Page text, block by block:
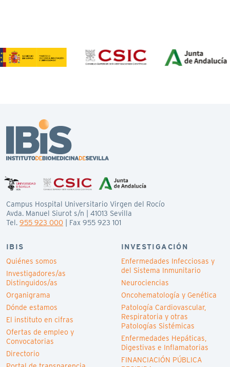
Campus Hospital Universitario Virgen del Rocío
Avda. Manuel Siurot s/n | 41013 Sevilla
Tel. 955 923 000 | Fax 955 923 101
IBIS
Quiénes somos
Investigadores/as
Distinguidos/as
Organigrama
Dónde estamos
El instituto en cifras
Ofertas de empleo y
Convocatorias
Directorio
INVESTIGACIÓN
Enfermedades Infecciosas y
del Sistema Inmunitario
Neurociencias
Oncohematología y Genética
Patología Cardiovascular,
Respiratoria y otras
Patologías Sistémicas
Enfermedades Hepáticas,
Digestivas e Inflamatorias
FINANCIACIÓN PÚBLICA